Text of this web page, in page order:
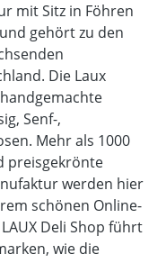
mit Sitz in Föhren
gehört zu den
Die Laux
Senf-,
Mehr als 1000
preisgekrönte
werden hier
schönen Online-
Deli Shop führt
wie die